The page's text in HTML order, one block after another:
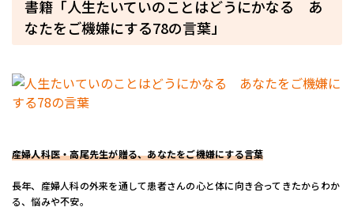
書籍「人生たいていのことはどうにかなる あ
なたをご機嫌にする78の言葉」
産婦人科医・高尾先生が贈る、あなたをご機嫌にする言葉
長年、産婦人科の外来を通して患者さんの心と体に向き合ってきたからわか
る、悩みや不安。